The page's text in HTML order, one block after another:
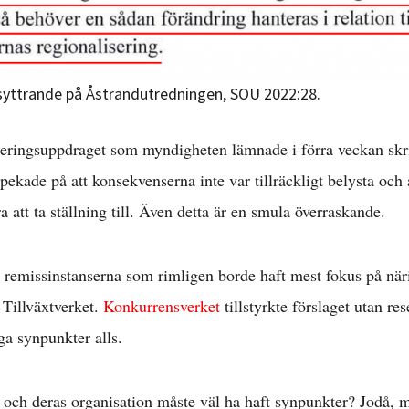
på Åstrandutredningen, SOU 2022:28.
som myndigheten lämnade i förra veckan
på att konsekvenserna inte var tillräckligt belysta och
att ta ställning till. Även detta är en smula överraskande.
som rimligen borde haft mest fokus på
Konkurrensverket tillstyrkte förslaget utan
synpunkter alls.
deras organisation måste väl ha haft synpunkter? Jodå,